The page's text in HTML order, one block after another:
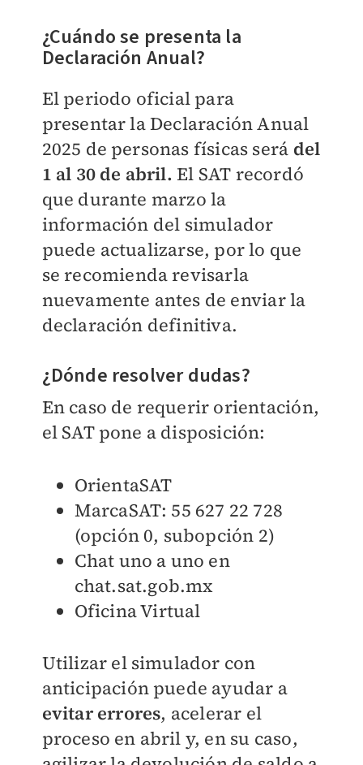
¿Cuándo se presenta la
Declaración Anual?
El periodo oficial para
presentar la Declaración Anual
2025 de personas físicas será del
1 al 30 de abril. El SAT recordó
que durante marzo la
información del simulador
puede actualizarse, por lo que
se recomienda revisarla
nuevamente antes de enviar la
declaración definitiva.
¿Dónde resolver dudas?
En caso de requerir orientación,
el SAT pone a disposición:
OrientaSAT
MarcaSAT: 55 627 22 728
(opción 0, subopción 2)
Chat uno a uno en
chat.sat.gob.mx
Oficina Virtual
Utilizar el simulador con
anticipación puede ayudar a
evitar errores, acelerar el
proceso en abril y, en su caso,